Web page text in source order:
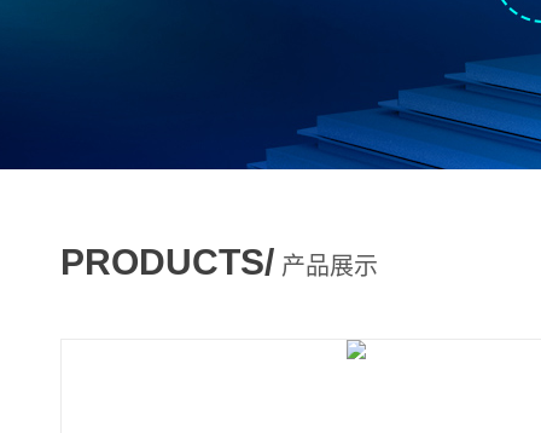
PRODUCTS/ 产品展示